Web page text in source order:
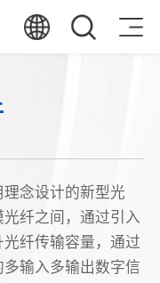
念设计的新型光
纤之间，通过引入
纤传输容量，通过
输入多输出数字信